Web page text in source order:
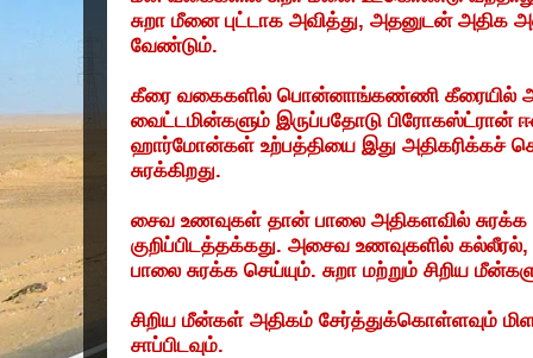
சுறா மீனை புட்டாக அவித்து, அதனுடன் அதிக
வேண்டும்.
கீரை வகைகளில் பொன்னாங்கண்ணி கீரையில்
வைட்டமின்களும் இருப்பதோடு பிரோகஸ்ட்ரான்
ஹார்மோன்கள் உற்பத்தியை இது அதிகரிக்கச்
சுரக்கிறது.
சைவ உணவுகள் தான் பாலை அதிகளவில் சுரக்க
குறிப்பிடத்தக்கது. அசைவ உணவுகளில் கல்லீரல்,
பாலை சுரக்க செய்யும். சுறா மற்றும் சிறிய
சிறிய மீன்கள் அதிகம் சேர்த்துக்கொள்ளவும்
சாப்பிடவும்.